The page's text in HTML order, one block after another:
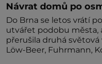
Návrat domů po
Do Brna se letos vrátí
utvářet podobu města,
přerušila druhá světová
Löw-Beer, Fuhrmann,